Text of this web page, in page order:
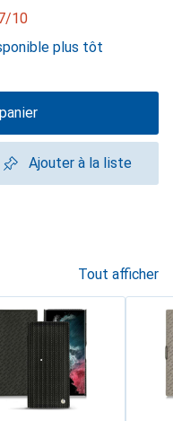
10
plus tôt
Ajouter à la liste
Tout afficher